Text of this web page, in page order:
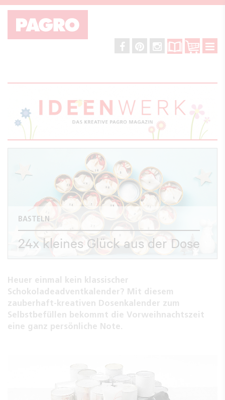
BASTELN
24x kleines Glück aus der Dose
Heuer einmal kein klassischer
Schokoladeadventkalender? Mit diesem
zauberhaft-kreativen Dosenkalender zum
Selbstbefüllen bekommt die Vorweihnachtszeit
eine ganz persönliche Note.